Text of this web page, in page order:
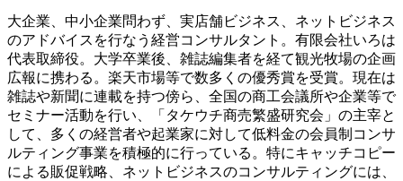
大企業、中小企業問わず、実店舗ビジネス、ネットビジネス
のアドバイスを行なう経営コンサルタント。有限会社いろは
代表取締役。大学卒業後、雑誌編集者を経て観光牧場の企画
広報に携わる。楽天市場等で数多くの優秀賞を受賞。現在は
雑誌や新聞に連載を持つ傍ら、全国の商工会議所や企業等で
セミナー活動を行い、「タケウチ商売繁盛研究会」の主宰と
して、多くの経営者や起業家に対して低料金の会員制コンサ
ルティング事業を積極的に行っている。特にキャッチコピー
による販促戦略、ネットビジネスのコンサルティングには、